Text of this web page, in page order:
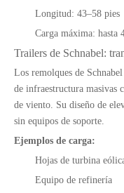
Longitud: 43–58 pies
Carga máxima: hasta
Trailers de Schnabel:
Los remolques de
de infraestructura masivas
de viento. Su diseño de
sin equipos de soporte.
Ejemplos de carga:
Hojas de turbina
Equipo de refinería